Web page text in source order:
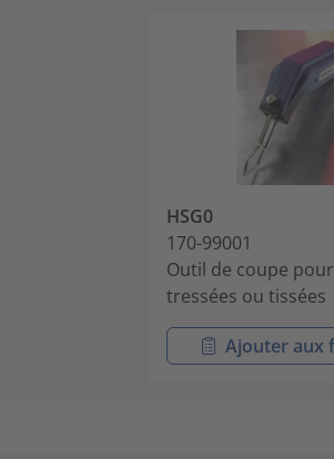
HSG0
170-99001
Outil de coupe
tressées ou tissées
Ajouter aux